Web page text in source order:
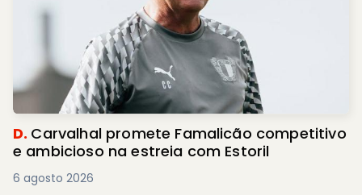
D. Carvalhal promete Famalicão competitivo
e ambicioso na estreia com Estoril
6 agosto 2026